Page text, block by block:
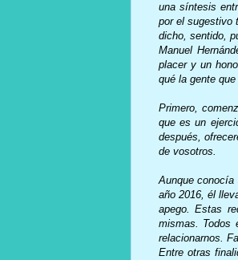
una síntesis
por el sugestivo
dicho, sentido,
Manuel
placer y un
qué la gente
Primero,
que es un
después,
de vosotros.
Aunque
año 2016, él
apego. Estas
mismas. Todos
relacionarnos.
Entre otras